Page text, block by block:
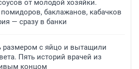
от молодой хозяйки.
баклажанов, кабачков
— сразу в банки
размером с яйцо и вытащили
Пять историй врачей из
концом